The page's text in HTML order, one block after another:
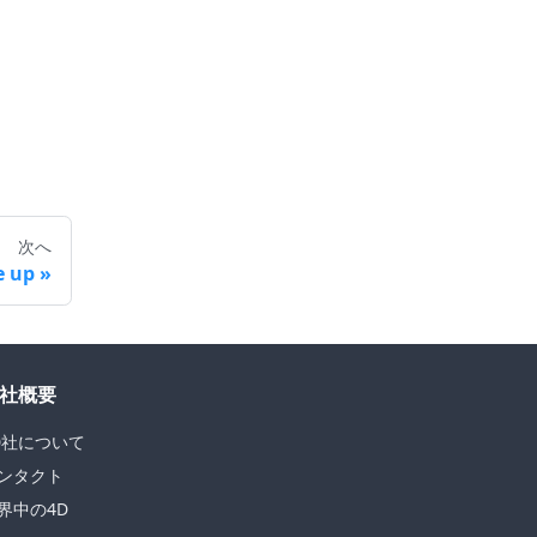
次へ
up
概要
について
タクト
中の4D